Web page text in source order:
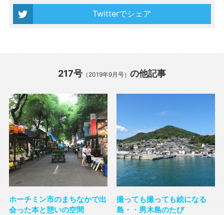
Twitterでシェア
217号 （2019年9月号） の他記事
ホーチミン市のまちなかで出
会った本と憩いの空間
撮っても撮っても絵になる
島・・男木島のたび